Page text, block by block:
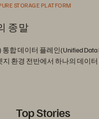
STORAGE PLATFORM
종말
합 데이터 플레인(Unified Data
지 환경 전반에서 하나의 데이
Top Stories